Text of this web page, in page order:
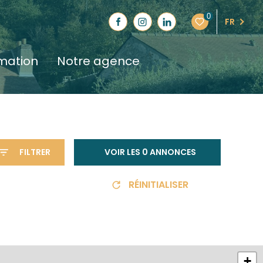
0 FR
notre agence
FILTRER VOIR LES 0 ANNONCES
RÉINITIALISER